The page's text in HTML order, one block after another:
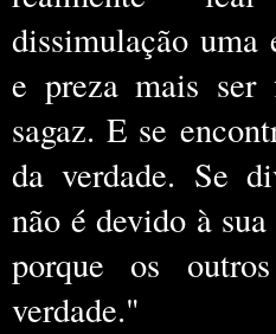
dissimulação uma
e preza mais
sagaz. E se
da verdade. Se
não é devido à
porque os
verdade."